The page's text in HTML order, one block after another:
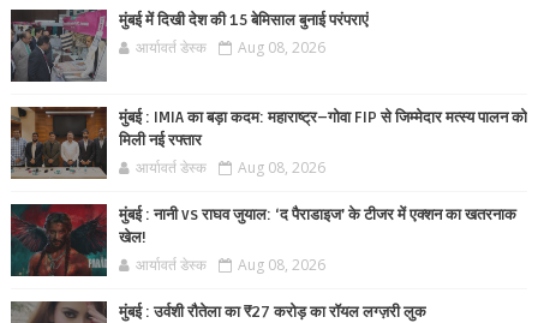
मुंबई में दिखी देश की 15 बेमिसाल बुनाई परंपराएं
आर्यावर्त डेस्क Aug 08, 2026
मुंबई : IMIA का बड़ा कदम: महाराष्ट्र–गोवा FIP से जिम्मेदार मत्स्य पालन को
मिली नई रफ्तार
आर्यावर्त डेस्क Aug 08, 2026
मुंबई : नानी vs राघव जुयाल: ‘द पैराडाइज’ के टीजर में एक्शन का खतरनाक
खेल!
आर्यावर्त डेस्क Aug 08, 2026
मुंबई : उर्वशी रौतेला का ₹27 करोड़ का रॉयल लग्ज़री लुक